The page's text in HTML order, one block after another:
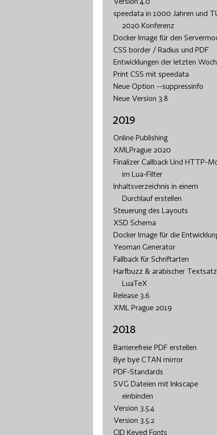
Version 4.0
speedata in 1000 Jahren und
2020 Konferenz
Docker Image für den
CSS border / Radius und PDF
Entwicklungen der letzten
Print CSS mit speedata
Neue Option --suppressinfo
Neue Version 3.8
2019
Online Publishing
XMLPrague 2020
Finalizer Callback Und HTTP-
im Lua-Filter
Inhaltsverzeichnis in einem
Durchlauf erstellen
Steuerung des Layouts
XSD Schema
Docker Image für die
Yeoman Generator
Fallback für Schriftarten
Harfbuzz & arabischer
LuaTeX
Release 3.6
XML Prague 2019
2018
Barrierefreie PDF erstellen
Bye bye CTAN mirror
PDF-Standards
SVG Dateien mit Inkscape
einbinden
Version 3.5.4
Version 3.5.2
CID Keyed Fonts